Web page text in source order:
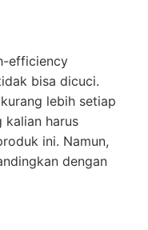
efficiency
bisa dicuci.
lebih setiap
kalian harus
ini. Namun,
dengan